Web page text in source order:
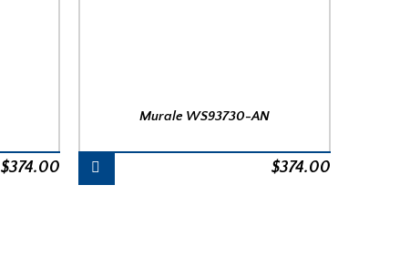
$374.00
Murale WS93730-AN
$374.00